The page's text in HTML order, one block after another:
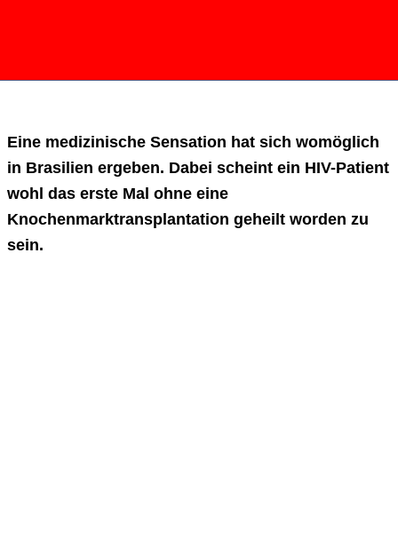
Eine medizinische Sensation hat sich womöglich
in Brasilien ergeben. Dabei scheint ein HIV-Patient
wohl das erste Mal ohne eine
Knochenmarktransplantation geheilt worden zu
sein.